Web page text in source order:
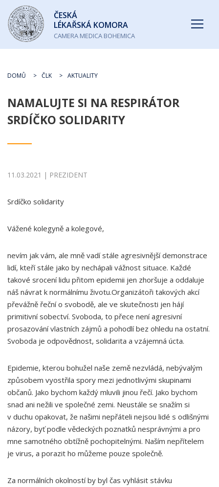
Česká
lékařská
komora
ČESKÁ
LÉKAŘSKÁ KOMORA
CAMERA MEDICA BOHEMICA
DOMŮ ČLK AKTUALITY
NAMALUJTE SI NA RESPIRÁTOR
SRDÍČKO SOLIDARITY
11.03.2021 | PREZIDENT
Srdíčko solidarity
Vážené kolegyně a kolegové,
nevím jak vám, ale mně vadí stále agresivnější demonstrace
lidí, kteří stále jako by nechápali vážnost situace. Každé
takové srocení lidu přitom epidemii jen zhoršuje a oddaluje
náš návrat k normálnímu životu.Organizátoři takových akcí
převážně řeční o svobodě, ale ve skutečnosti jen hájí
primitivní sobectví. Svoboda, to přece není agresivní
prosazování vlastních zájmů a pohodlí bez ohledu na ostatní.
Svoboda je odpovědnost, solidarita a vzájemná úcta.
Epidemie, kterou bohužel naše země nezvládá, nebývalým
způsobem vyostřila spory mezi jednotlivými skupinami
občanů. Jako bychom každý mluvili jinou řečí. Jako bychom
snad ani nežili ve společné zemi. Neustále se snažím si
v duchu opakovat, že našimi nepřáteli nejsou lidé s odlišnými
názory, byť podle vědeckých poznatků nesprávnými a pro
mne samotného obtížně pochopitelnými. Naším nepřítelem
je virus, a porazit ho můžeme pouze společně.
Za normálních okolností by byl čas vyhlásit stávku